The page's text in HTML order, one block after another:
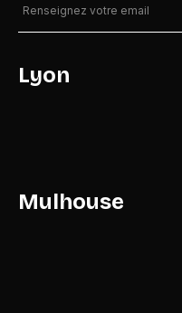
Lyon
Mulhouse